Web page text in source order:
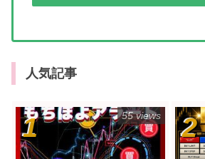
人気記事
55 views